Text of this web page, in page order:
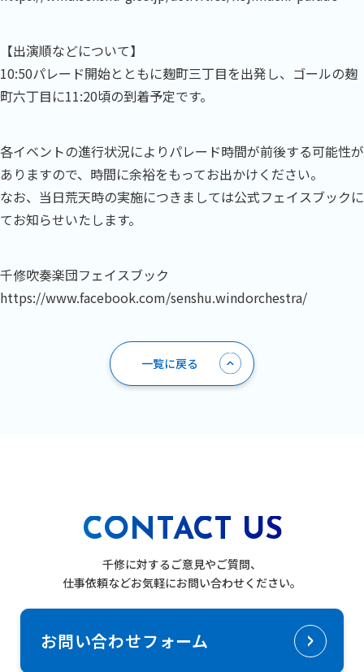
【出演順などについて】
10:50パレード開始とともに麹町三丁目を出発し、ゴールの麹
町六丁目に11:20頃の到着予定です。
各イベントの進行状況によりパレード時間が前後する可能性が
ありますので、時間に余裕をもってお出かけください。
なお、当日荒天時の実施につきましては公式フェイスブックに
てお知らせいたします。
千修吹奏楽団フェイスブック
https://www.facebook.com/senshu.windorchestra/
一覧に戻る
CONTACT US
千修に対するご意見やご質問、
仕事依頼などお気軽にお問い合わせください。
お問い合わせフォーム